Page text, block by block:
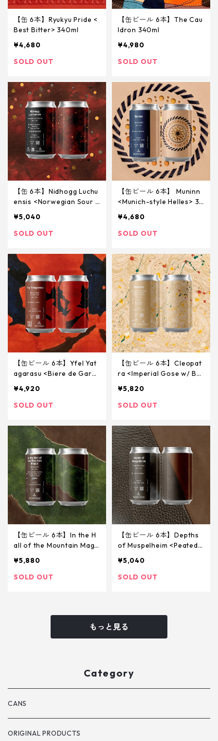
【缶 6本】Ryukyu Pride <
Best Bitter> 340ml
¥4,680
SOLD OUT
【缶ビール 6本】The Cau
ldron 340ml
¥4,980
SOLD OUT
【缶 6本】Nidhogg Luchu
ensis <Norwegian Sour R
¥5,040
SOLD OUT
【缶ビール 6本】 Muninn
<Munich-style Helles> 34
¥4,680
SOLD OUT
【缶ビール 6本】Yfel Yat
agarasu <Biere de Gard
¥4,920
SOLD OUT
【缶ビール 6本】Cleopat
ra <Imperial Gose w/ Bal
n Cinnamon, Coconut> 3
40ml
¥5,820
SOLD OUT
【缶ビール 6本】In the H
all of the Mountain Magu
¥5,880
SOLD OUT
【缶ビール 6本】Depths
of Muspelheim <Peated
¥5,040
SOLD OUT
もっと見る
Category
CANS
ORIGINAL PRODUCTS